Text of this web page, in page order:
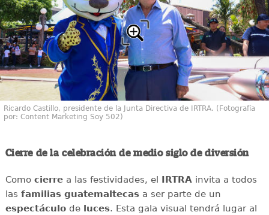
Ricardo Castillo, presidente de la Junta Directiva de IRTRA. (Fotografía
por: Content Marketing Soy 502)
Cierre de la celebración de medio siglo de diversión
Como cierrea las festividades, el IRTRAinvita a todos
las familias guatemaltecasa ser parte de un
espectáculode luces. Esta gala visual tendrá lugar al